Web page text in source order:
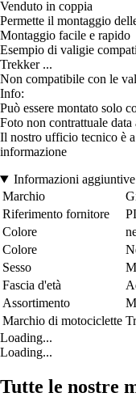
Venduto in coppia
Permette il montaggio
Montaggio facile e rapido
Esempio di valigie
Trekker ...
Non compatibile con le
Info:
Può essere montato solo
Foto non contrattuale
Il nostro ufficio tecnico è
informazione
Informazioni aggiuntive
Marchio
Riferimento fornitore
Colore
Colore
Sesso
Fascia d'età
Assortimento
Marchio di motociclette
Loading...
Loading...
Tutte le nostre